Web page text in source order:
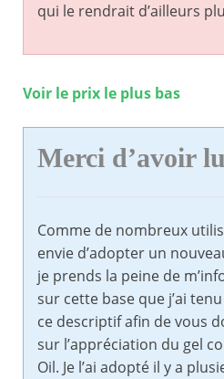
qui le rendrait d’ailleurs
Voir le prix le plus bas
Merci d’avoir
Comme de nombreux
envie d’adopter un
je prends la peine de
sur cette base que j’ai
ce descriptif afin de vous
sur l’appréciation du gel
Oil. Je l’ai adopté il y a